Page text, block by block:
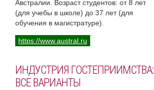
Австралии. Возраст студентов: от 8 лет
(для учебы в школе) до 37 лет (для
обучения в магистратуре).
https://www.austral.ru
ИНДУСТРИЯ ГОСТЕПРИИМСТВА:
ВСЕ ВАРИАНТЫ